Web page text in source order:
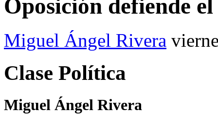
Oposición defiende
Miguel Ángel Rivera
Clase Política
Miguel Ángel Rivera